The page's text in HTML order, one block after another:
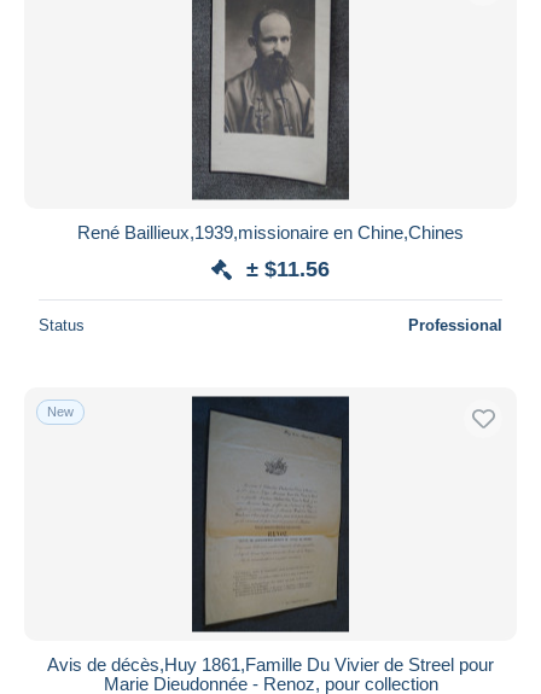
René Baillieux,1939,missionaire en Chine,Chines
± $11.56
Status Professional
New
Avis de décès,Huy 1861,Famille Du Vivier de Streel pour
Marie Dieudonnée - Renoz, pour collection